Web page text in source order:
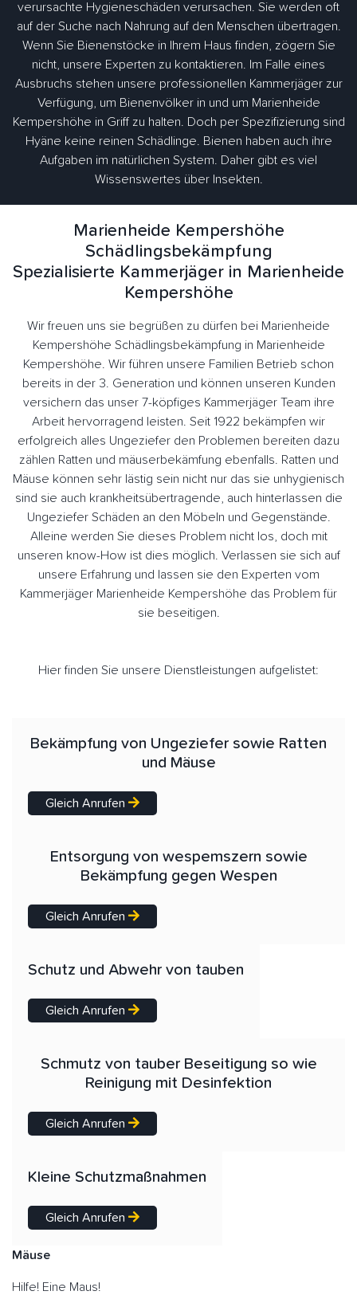
verursachte Hygieneschäden verursachen. Sie werden oft
auf der Suche nach Nahrung auf den Menschen übertragen.
Wenn Sie Bienenstöcke in Ihrem Haus finden, zögern Sie
nicht, unsere Experten zu kontaktieren. Im Falle eines
Ausbruchs stehen unsere professionellen Kammerjäger zur
Verfügung, um Bienenvölker in und um Marienheide
Kempershöhe in Griff zu halten. Doch per Spezifizierung sind
Hyäne keine reinen Schädlinge. Bienen haben auch ihre
Aufgaben im natürlichen System. Daher gibt es viel
Wissenswertes über Insekten.
Marienheide Kempershöhe
Schädlingsbekämpfung
Spezialisierte Kammerjäger in Marienheide
Kempershöhe
Wir freuen uns sie begrüßen zu dürfen bei Marienheide
Kempershöhe Schädlingsbekämpfung in Marienheide
Kempershöhe. Wir führen unsere Familien Betrieb schon
bereits in der 3. Generation und können unseren Kunden
versichern das unser 7-köpfiges Kammerjäger Team ihre
Arbeit hervorragend leisten. Seit 1922 bekämpfen wir
erfolgreich alles Ungeziefer den Problemen bereiten dazu
zählen Ratten und mäuserbekämfung ebenfalls. Ratten und
Mäuse können sehr lästig sein nicht nur das sie unhygienisch
sind sie auch krankheitsübertragende, auch hinterlassen die
Ungeziefer Schäden an den Möbeln und Gegenstände.
Alleine werden Sie dieses Problem nicht los, doch mit
unseren know-How ist dies möglich. Verlassen sie sich auf
unsere Erfahrung und lassen sie den Experten vom
Kammerjäger Marienheide Kempershöhe das Problem für
sie beseitigen.
Hier finden Sie unsere Dienstleistungen aufgelistet:
Bekämpfung von Ungeziefer sowie Ratten
und Mäuse
Gleich Anrufen
Entsorgung von wespemszern sowie
Bekämpfung gegen Wespen
Gleich Anrufen
Schutz und Abwehr von tauben
Gleich Anrufen
Schmutz von tauber Beseitigung so wie
Reinigung mit Desinfektion
Gleich Anrufen
Kleine Schutzmaßnahmen
Gleich Anrufen
Mäuse
Hilfe! Eine Maus!